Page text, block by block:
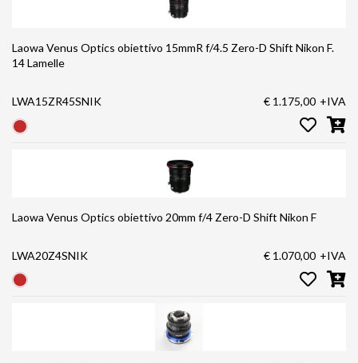
Laowa Venus Optics obiettivo 15mmR f/4.5 Zero-D Shift Nikon F.
14 Lamelle
LWA15ZR45SNIK € 1.175,00 +IVA
Laowa Venus Optics obiettivo 20mm f/4 Zero-D Shift Nikon F
LWA20Z4SNIK € 1.070,00 +IVA